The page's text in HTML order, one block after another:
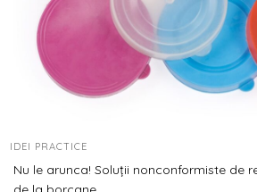
IDEI PRACTICE
Nu le arunca! Soluții nonconformiste de